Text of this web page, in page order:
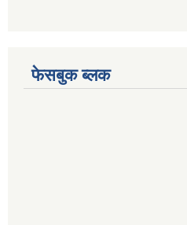
फेसबुक ब्लक